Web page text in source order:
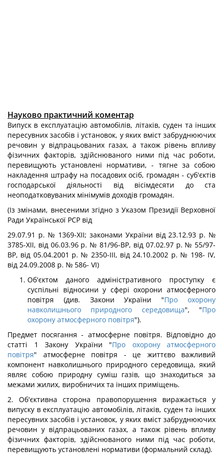
Науково практичний коментар
Випуск в експлуатацію автомобілів, літаків, суден та інших
пересувних засобів і установок, у яких вміст забруднюючих
речовин у відпрацьованих газах, а також рівень впливу
фізичних факторів, здійснюваного ними під час роботи,
перевищують установлені нормативи, - тягне за собою
накладення штрафу на посадових осіб, громадян - суб'єктів
господарської діяльності від вісімдесяти до ста
неоподатковуваних мінімумів доходів громадян.
(Із змінами, внесеними згідно з Указом Президії Верховної
Ради Української PCP від
29.07.91 p. № 1369-ХІІ; законами України від 23.12.93 p. №
3785-ХІІ, від 06.03.96 р. № 81/96-ВР, від 07.02.97 р. № 55/97-
ВР, від 05.04.2001 p. № 2350-ІІІ, від 24.10.2002 р. № 198- IV,
від 24.09.2008 р. № 586- VI)
Об'єктом даного адміністративного проступку є
суспільні відносини у сфері охорони атмосферного
повітря (див. Закони України "Про охорону
навколишнього природного середовища", "Про
охорону атмосферного повітря").
Предмет посягання - атмосферне повітря. Відповідно до
статті 1 Закону України "Про охорону атмосферного
повітря" атмосферне повітря - це життєво важливий
компонент навколишнього природного середовища, який
являє собою природну суміш газів, що знаходиться за
межами жилих, виробничих та інших приміщень.
2. Об'єктивна сторона правопорушення виражається у
випуску в експлуатацію автомобілів, літаків, суден та інших
пересувних засобів і установок, у яких вміст забруднюючих
речовин у відпрацьованих газах, а також рівень впливу
фізичних факторів, здійснюваного ними під час роботи,
перевищують установлені нормативи (формальний склад).